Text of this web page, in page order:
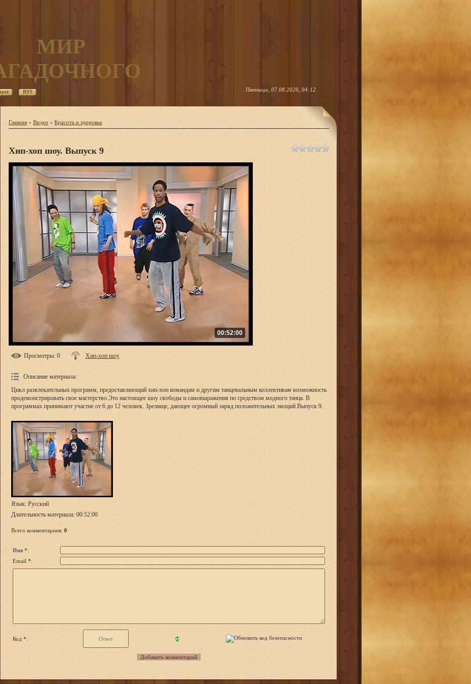
МИР
RSS Пятница, 07.08.2026, 04:12
Главная » Видео » Красота и здоровье
Хип-хоп шоу. Выпуск 9
00:52:00
Просмотры: 0 Хип-хоп шоу
Описание материала:
Цикл развлекательных программ, предоставляющий хип-хоп командам и другим танцевальным коллективам возможность
продемонстрировать свое мастерство.Это настоящее шоу свободы и самовыражения по средством модного танца. В
программах принимают участие от 6 до 12 человек. Зрелище, дающее огромный заряд положительных эмоций.Выпуск 9.
Язык: Русский
Длительность материала: 00:52:00
Всего комментариев: 0
Имя *:
Email *:
Код *: